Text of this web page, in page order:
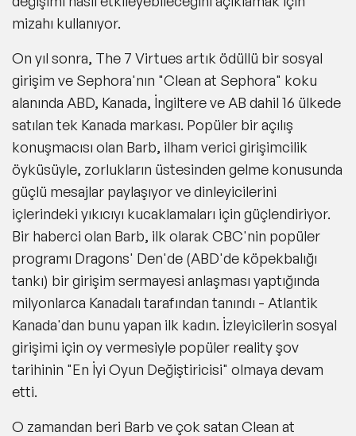
mizahı kullanıyor.
On yıl sonra, The 7 Virtues artık ödüllü bir sosyal
girişim ve Sephora'nın "Clean at Sephora" koku
alanında ABD, Kanada, İngiltere ve AB dahil 16 ülkede
satılan tek Kanada markası. Popüler bir açılış
konuşmacısı olan Barb, ilham verici girişimcilik
öyküsüyle, zorlukların üstesinden gelme konusunda
güçlü mesajlar paylaşıyor ve dinleyicilerini
içlerindeki yıkıcıyı kucaklamaları için güçlendiriyor.
Bir haberci olan Barb, ilk olarak CBC'nin popüler
programı Dragons' Den'de (ABD'de köpekbalığı
tankı) bir girişim sermayesi anlaşması yaptığında
milyonlarca Kanadalı tarafından tanındı - Atlantik
Kanada'dan bunu yapan ilk kadın. İzleyicilerin sosyal
girişimi için oy vermesiyle popüler reality şov
tarihinin "En İyi Oyun Değiştiricisi" olmaya devam
etti.
O zamandan beri Barb ve çok satan Clean at